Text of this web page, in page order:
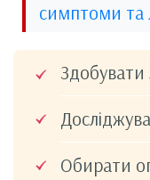
симптоми та
Здобувати
Обирати